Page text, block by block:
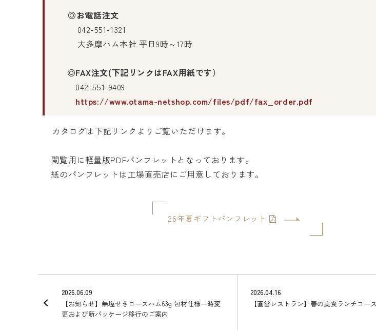
◎お電話注文
042-551-1321
大多摩ハム本社 平日9時～17時
◎FAX注文(下記リンクはFAX用紙です）
042-551-9409
https://www.otama-netshop.com/files/pdf/fax_order.pdf
カタログは下記リンクよりご覧いただけます。
閲覧用に軽量版PDFパンフレットとなっております。
紙のパンフレットは工場直売店にご用意しております。
26年夏ギフトパンフレット
2026.06.09
【お知らせ】無塩せきロースハム63g 包材仕様一時変
更および新パッケージ移行のご案内
2026.04.16
【直営レストラン】春の美食ランチコー